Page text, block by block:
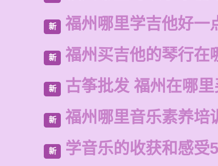
新 福州哪里学吉他好一
新 福州买吉他的琴行在
新 古筝批发 福州在哪
新 福州哪里音乐素养培
新 学音乐的收获和感受